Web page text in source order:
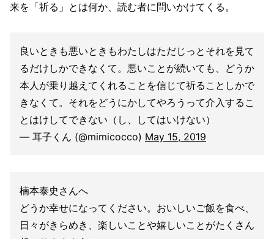
来を「祈る」とは何か、読む者に問いかけてくる。
良いときも悪いときもわたしはただじっとそれを見て
るだけしかできなくて。悪いことが続いても、どうか
本人が乗り越えてくれることを信じて祈ることしかで
きなくて。それをどうにかしてやろうって介入するこ
とはけしてできない（し、してはいけない）
— 耳子くん (@mimicocco) May 15, 2019
楠本泰史さんへ
どうか幸せになってください。おいしいご飯を食べ、
日々がきらめき、楽しいことや嬉しいことがたくさん